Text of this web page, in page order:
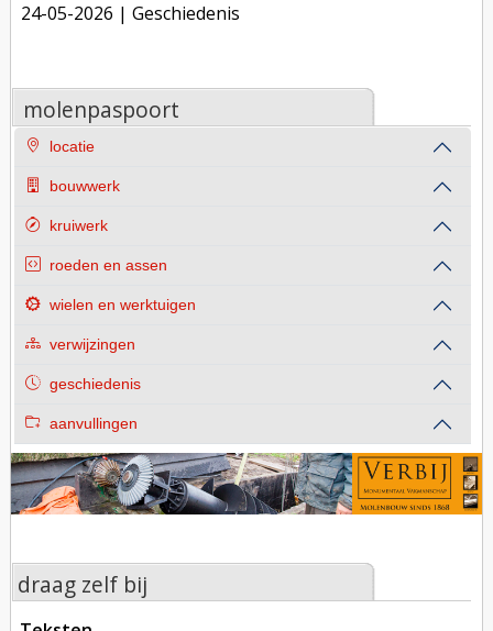
24-05-2026 | Geschiedenis
molenpaspoort
locatie
bouwwerk
kruiwerk
roeden en assen
wielen en werktuigen
verwijzingen
geschiedenis
aanvullingen
draag zelf bij